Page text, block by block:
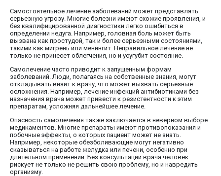
Самостоятельное лечение заболеваний может представлять
серьезную угрозу. Многие болезни имеют схожие проявления, и
без квалифицированной диагностики легко ошибиться в
определении недуга. Например, головная боль может быть
вызвана как простудой, так и более серьезными состояниями,
такими как мигрень или менингит. Неправильное лечение не
только не принесет облегчения, но и усугубит состояние.
Самолечение часто приводит к запущенным формам
заболеваний. Люди, полагаясь на собственные знания, могут
откладывать визит к врачу, что может вызвать серьезные
осложнения. Например, лечение инфекций антибиотиками без
назначения врача может привести к резистентности к этим
препаратам, усложняя дальнейшее лечение.
Опасность самолечения также заключается в неверном выборе
медикаментов. Многие препараты имеют противопоказания и
побочные эффекты, о которых пациент может не знать.
Например, некоторые обезболивающие могут негативно
сказываться на работе желудка или печени, особенно при
длительном применении. Без консультации врача человек
рискует не только не решить свою проблему, но и навредить
организму.